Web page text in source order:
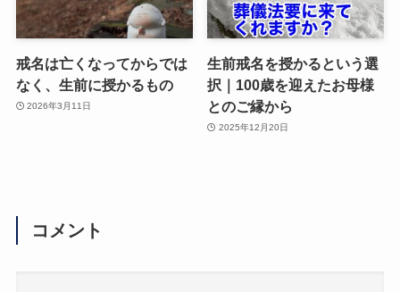
戒名は亡くなってからでは
なく、生前に授かるもの
2026年3月11日
生前戒名を授かるという選
択｜100歳を迎えたお母様
とのご縁から
2025年12月20日
コメント